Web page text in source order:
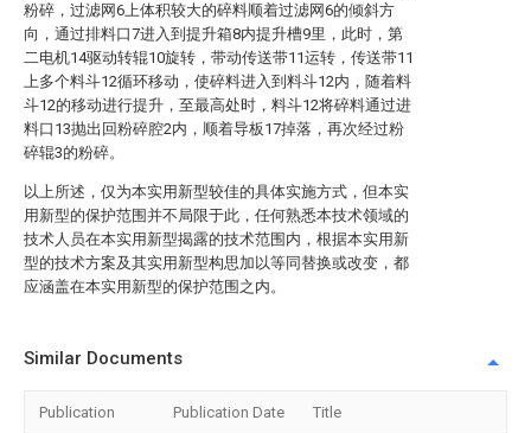
粉碎，过滤网6上体积较大的碎料顺着过滤网6的倾斜方
向，通过排料口7进入到提升箱8内提升槽9里，此时，第
二电机14驱动转辊10旋转，带动传送带11运转，传送带11
上多个料斗12循环移动，使碎料进入到料斗12内，随着料
斗12的移动进行提升，至最高处时，料斗12将碎料通过进
料口13抛出回粉碎腔2内，顺着导板17掉落，再次经过粉
碎辊3的粉碎。
以上所述，仅为本实用新型较佳的具体实施方式，但本实
用新型的保护范围并不局限于此，任何熟悉本技术领域的
技术人员在本实用新型揭露的技术范围内，根据本实用新
型的技术方案及其实用新型构思加以等同替换或改变，都
应涵盖在本实用新型的保护范围之内。
Similar Documents
Publication Publication Date Title